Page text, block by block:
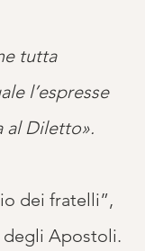
tutta
l’espresse
al Diletto».
dei fratelli”,
degli Apostoli.